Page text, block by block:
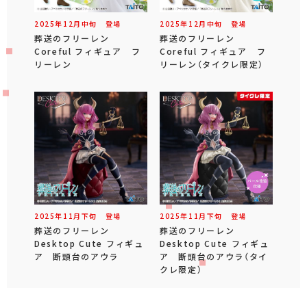
2025年 12 月 中旬 登場
葬送のフリーレン
Coreful フィギュア フ
リーレン
2025年 12 月 中旬 登場
葬送のフリーレン
Coreful フィギュア フ
リーレン（タイクレ限定）
2025年 11 月 下旬 登場
葬送のフリーレン
Desktop Cute フィギュ
ア 断頭台のアウラ
2025年 11 月 下旬 登場
葬送のフリーレン
Desktop Cute フィギュ
ア 断頭台のアウラ（タイ
クレ限定）